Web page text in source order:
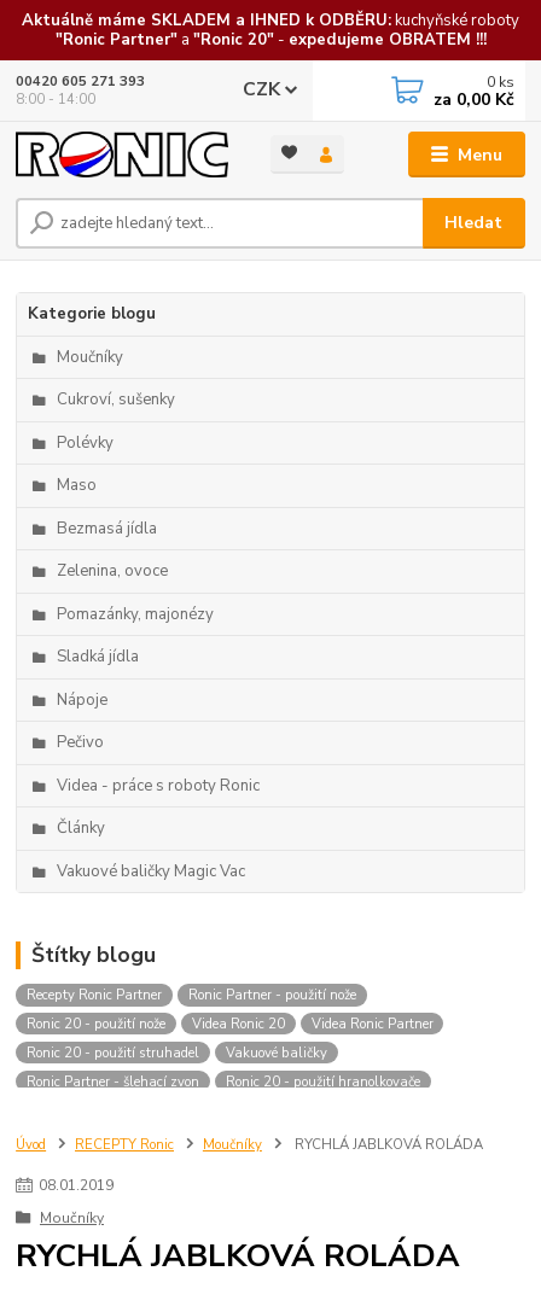
Aktuálně máme SKLADEM a IHNED k ODBĚRU:kuchyňské roboty
"Ronic Partner"a "Ronic 20"- expedujeme OBRATEM !!!
Menu
CZK
Hledat
00420 605 271 393
8:00 - 14:00
0 ks
za 0,00 Kč
Kategorie blogu
Moučníky
Cukroví, sušenky
Polévky
Maso
Bezmasá jídla
Zelenina, ovoce
Pomazánky, majonézy
Sladká jídla
Nápoje
Pečivo
Videa - práce s roboty Ronic
Články
Vakuové baličky Magic Vac
Štítky blogu
Recepty Ronic Partner
Ronic Partner - použití nože
Ronic 20 - použití nože
Videa Ronic 20
Videa Ronic Partner
Ronic 20 - použití struhadel
Vakuové baličky
Ronic Partner - šlehací zvon
Ronic 20 - použití hranolkovače
Úvod RECEPTY Ronic Moučníky RYCHLÁ JABLKOVÁ ROLÁDA
08.01.2019
Moučníky
RYCHLÁ JABLKOVÁ ROLÁDA